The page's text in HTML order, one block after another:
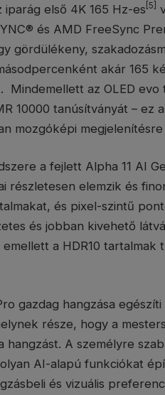
iparág első 4K 165 Hz-es [5]
és AMD FreeSync
gördülékeny,
akár 165
Mindemellett az OLED evo
10000 tanúsítványát – ez
mozgóképi
a fejlett Alpha 11 AI
részletesen elemzik és
és pixel-szintű
és jobban kivehető
a HDR10 tartalmak
gazdag hangzása egészíti
része, hogy a
A személyre
AI-alapú funkciókat
és vizuális